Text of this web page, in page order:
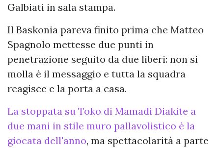
Galbiati in sala stampa.
Il Baskonia pareva finito prima che Matteo
Spagnolo mettesse due punti in
penetrazione seguito da due liberi: non si
molla è il messaggio e tutta la squadra
reagisce e la porta a casa.
La stoppata su Toko di Mamadi Diakite a
due mani in stile muro pallavolistico è la
giocata dell'anno, ma spettacolarità a parte